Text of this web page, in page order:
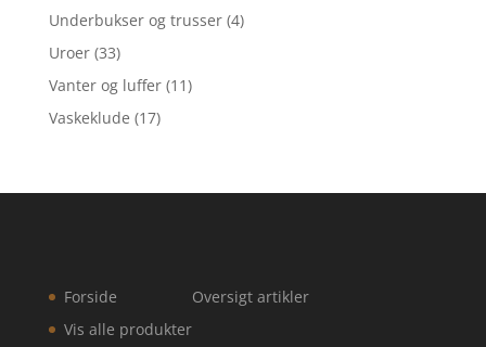
Underbukser og trusser (4)
Uroer (33)
Vanter og luffer (11)
Vaskeklude (17)
Forside
Vis alle produkter
Oversigt artikler